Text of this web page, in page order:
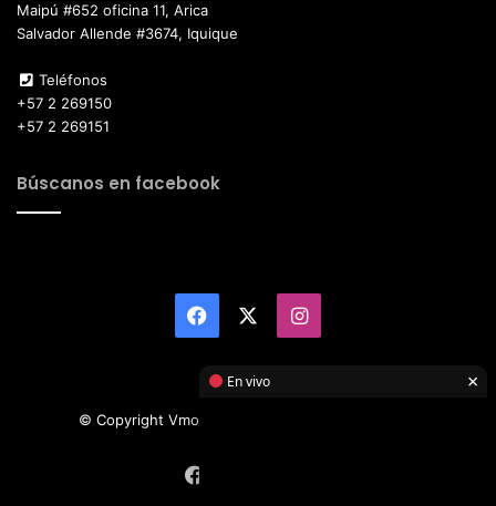
Maipú #652 oficina 11, Arica
Salvador Allende #3674, Iquique
Teléfonos
+57 2 269150
+57 2 269151
Búscanos en facebook
Facebook Instagram
© Copyright Vmotor TI 2026, All Rights Reserved
En vivo ×